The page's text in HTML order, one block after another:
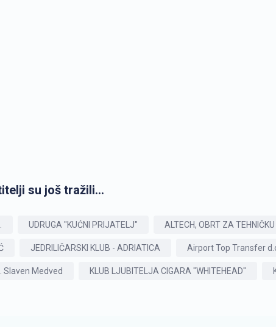
su još tražili...
UDRUGA "KUĆNI PRIJATELJ" ALTECH, OBRT ZA
JEDRILIČARSKI KLUB - ADRIATICA Airport Top Transfer
Slaven Medved KLUB LJUBITELJA CIGARA "WHITEHEAD"